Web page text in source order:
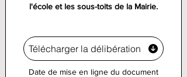
l'école et les sous-toits de la Mairie.
Télécharger la délibération
Date de mise en ligne du document